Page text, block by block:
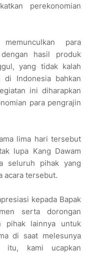
perekonomian
para
hasil produk
yang tidak kalah
Indonesia bahkan
ini diharapkan
para pengrajin
lima hari tersebut
lupa Kang Dawam
seluruh pihak yang
acara tersebut.
kepada Bapak
serta dorongan
pihak lainnya untuk
di saat melesunya
itu, kami ucapkan